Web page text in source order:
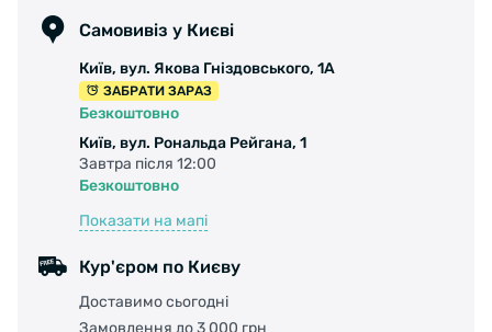
Самовивіз у Києві
Київ, вул. Якова Гніздовського, 1А
ЗАБРАТИ ЗАРАЗ
Безкоштовно
Київ, вул. Рональда Рейгана, 1
Завтра після 12:00
Безкоштовно
Показати на мапі
Кур'єром по Києву
Доставимо сьогодні